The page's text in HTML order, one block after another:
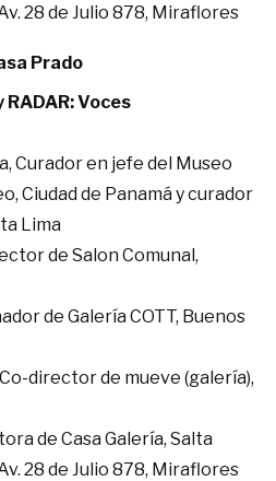
28 de Julio 878, Miraflores
Prado
Voces
Curador en jefe del Museo
Ciudad de Panamá y curador
Lima
de Salon Comunal,
de Galería COTT, Buenos
director de mueve (galería),
de Casa Galería, Salta
28 de Julio 878, Miraflores